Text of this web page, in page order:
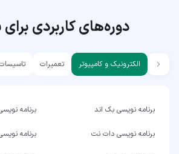
دوره‌های کاربردی برای
الکترونیک و کامپیوتر تعمیرات
برنامه نویسی بک اند برنامه
برنامه نویسی دات نت برنامه